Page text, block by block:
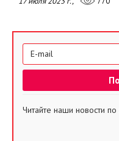
Читайте наши новости